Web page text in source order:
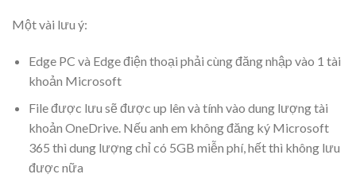
Một vài lưu ý:
Edge PC và Edge điện thoại phải cùng đăng nhập vào 1 tài
khoản Microsoft
File được lưu sẽ được up lên và tính vào dung lượng tài
khoản OneDrive. Nếu anh em không đăng ký Microsoft
365 thì dung lượng chỉ có 5GB miễn phí, hết thì không lưu
được nữa